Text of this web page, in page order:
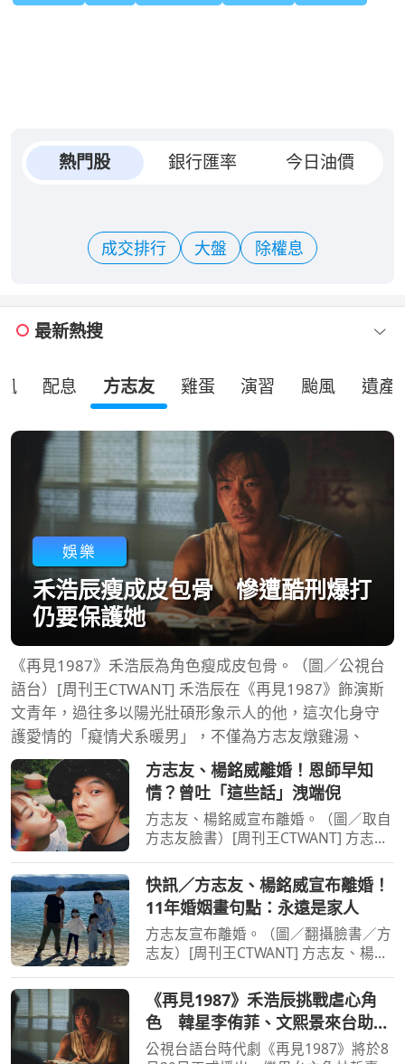
熱門股 銀行匯率 今日油價
成交排行 大盤 除權息
最新熱搜
配息 方志友 雞蛋 演習 颱風 遺產
娛樂
禾浩辰瘦成皮包骨 慘遭酷刑爆打
仍要保護她
《再見1987》禾浩辰為角色瘦成皮包骨。（圖／公視台
語台）[周刊王CTWANT] 禾浩辰在《再見1987》飾演斯
文青年，過往多以陽光壯碩形象示人的他，這次化身守
護愛情的「癡情犬系暖男」，不僅為方志友燉雞湯、
方志友、楊銘威離婚！恩師早知
情？曾吐「這些話」洩端倪
方志友、楊銘威宣布離婚。（圖／取自
方志友臉書）[周刊王CTWANT] 方志
子成婚，結婚11年育有一子一女，今年
3月才爆出婚變，方志友5月公開露面時
還強調從未協議離婚，未料
快訊／方志友、楊銘威宣布離婚！
11年婚姻畫句點：永遠是家人
方志友宣布離婚。（圖／翻攝臉書／方
志友）[周刊王CTWANT] 方志友、楊銘
結婚11年育有一子一女，今年3月才爆
出婚變，方志友5月公開露面時還強調
從未協議離婚，未料今（10
《再見1987》禾浩辰挑戰虐心角
色 韓星李侑菲、文熙景來台助
陣
公視台語台時代劇《再見1987》將於8